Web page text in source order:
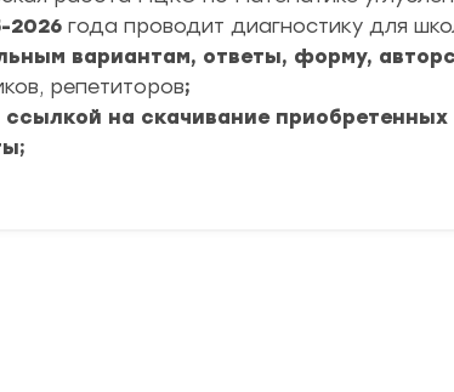
2026 года проводит диагностику для
вариантам, ответы, форму,
репетиторов;
на скачивание приобретенных